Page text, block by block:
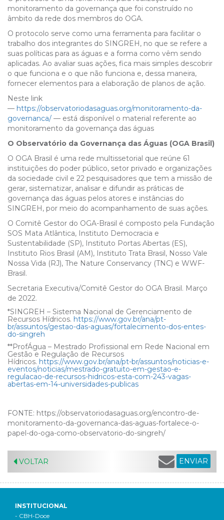
monitoramento da governança que foi construído no
âmbito da rede dos membros do OGA.
O protocolo serve como uma ferramenta para facilitar o
trabalho dos integrantes do SINGREH, no que se refere a
suas políticas para as águas e a forma como vêm sendo
aplicadas. Ao avaliar suas ações, fica mais simples descobrir
o que funciona e o que não funciona e, dessa maneira,
fornecer elementos para a elaboração de planos de ação.
Neste link
— https://observatoriodasaguas.org/monitoramento-da-
governanca/ — está disponível o material referente ao
monitoramento da governança das águas
O Observatório da Governança das Águas (OGA Brasil)
O OGA Brasil é uma rede multissetorial que reúne 61
instituições do poder público, setor privado e organizações
da sociedade civil e 22 pesquisadores que tem a missão de
gerar, sistematizar, analisar e difundir as práticas de
governança das águas pelos atores e instâncias do
SINGREH, por meio do acompanhamento de suas ações.
O Comitê Gestor do OGA-Brasil é composto pela Fundação
SOS Mata Atlântica, Instituto Democracia e
Sustentabilidade (SP), Instituto Portas Abertas (ES),
Instituto Rios Brasil (AM), Instituto Trata Brasil, Nosso Vale
Nossa Vida (RJ), The Nature Conservancy (TNC) e WWF-
Brasil.
Secretaria Executiva/Comitê Gestor do OGA Brasil. Março
de 2022.
*SINGREH – Sistema Nacional de Gerenciamento de
Recursos Hídricos. https://www.gov.br/ana/pt-
br/assuntos/gestao-das-aguas/fortalecimento-dos-entes-
do-singreh
**ProfÁgua – Mestrado Profissional em Rede Nacional em
Gestão e Regulação de Recursos
Hídricos. https://www.gov.br/ana/pt-br/assuntos/noticias-e-
eventos/noticias/mestrado-gratuito-em-gestao-e-
regulacao-de-recursos-hidricos-esta-com-243-vagas-
abertas-em-14-universidades-publicas
FONTE: https://observatoriodasaguas.org/encontro-de-
monitoramento-da-governanca-das-aguas-fortalece-o-
papel-do-oga-como-observatorio-do-singreh/
VOLTAR ENVIAR
INSTITUCIONAL
- CBH-Doce